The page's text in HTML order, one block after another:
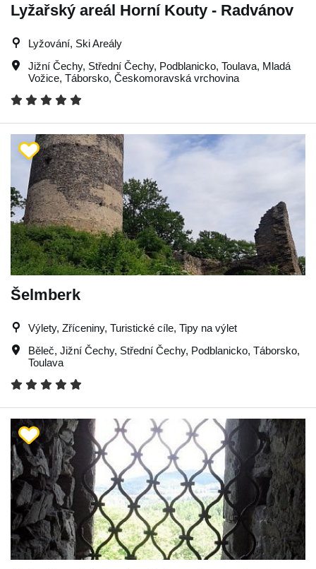
Lyžařský areál Horní Kouty - Radvánov
Lyžování, Ski Areály
Jižní Čechy, Střední Čechy, Podblanicko, Toulava, Mladá
Vožice, Táborsko, Českomoravská vrchovina
Šelmberk
Výlety, Zříceniny, Turistické cíle, Tipy na výlet
Běleč, Jižní Čechy, Střední Čechy, Podblanicko, Táborsko,
Toulava